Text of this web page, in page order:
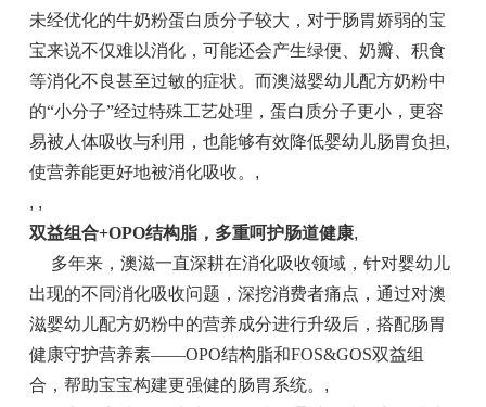
未经优化的牛奶粉蛋白质分子较大，对于肠胃娇弱的宝
宝来说不仅难以消化，可能还会产生绿便、奶瓣、积食
等消化不良甚至过敏的症状。而澳滋婴幼儿配方奶粉中
的“小分子”经过特殊工艺处理，蛋白质分子更小，更容
易被人体吸收与利用，也能够有效降低婴幼儿肠胃负担,
使营养能更好地被消化吸收。 ,
, ,
双益组合+OPO结构脂，多重呵护肠道健康,
多年来，澳滋一直深耕在消化吸收领域，针对婴幼儿
出现的不同消化吸收问题，深挖消费者痛点，通过对澳
滋婴幼儿配方奶粉中的营养成分进行升级后，搭配肠胃
健康守护营养素——OPO结构脂和FOS&GOS双益组
合，帮助宝宝构建更强健的肠胃系统。 ,